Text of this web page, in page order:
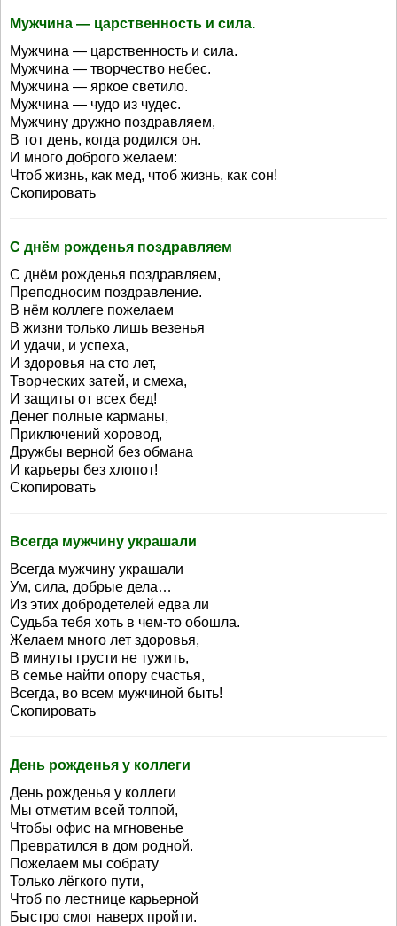
Мужчина — царственность и сила.
Мужчина — царственность и сила.
Мужчина — творчество небес.
Мужчина — яркое светило.
Мужчина — чудо из чудес.
Мужчину дружно поздравляем,
В тот день, когда родился он.
И много доброго желаем:
Чтоб жизнь, как мед, чтоб жизнь, как сон!
Скопировать
С днём рожденья поздравляем
С днём рожденья поздравляем,
Преподносим поздравление.
В нём коллеге пожелаем
В жизни только лишь везенья
И удачи, и успеха,
И здоровья на сто лет,
Творческих затей, и смеха,
И защиты от всех бед!
Денег полные карманы,
Приключений хоровод,
Дружбы верной без обмана
И карьеры без хлопот!
Скопировать
Всегда мужчину украшали
Всегда мужчину украшали
Ум, сила, добрые дела…
Из этих добродетелей едва ли
Судьба тебя хоть в чем-то обошла.
Желаем много лет здоровья,
В минуты грусти не тужить,
В семье найти опору счастья,
Всегда, во всем мужчиной быть!
Скопировать
День рожденья у коллеги
День рожденья у коллеги
Мы отметим всей толпой,
Чтобы офис на мгновенье
Превратился в дом родной.
Пожелаем мы собрату
Только лёгкого пути,
Чтоб по лестнице карьерной
Быстро смог наверх пройти.